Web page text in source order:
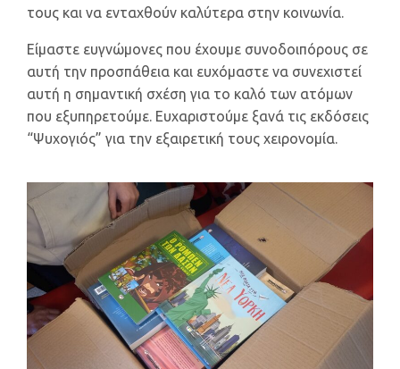
τους και να ενταχθούν καλύτερα στην κοινωνία.
Είμαστε ευγνώμονες που έχουμε συνοδοιπόρους σε
αυτή την προσπάθεια και ευχόμαστε να συνεχιστεί
αυτή η σημαντική σχέση για το καλό των ατόμων
που εξυπηρετούμε. Ευχαριστούμε ξανά τις εκδόσεις
“Ψυχογιός” για την εξαιρετική τους χειρονομία.